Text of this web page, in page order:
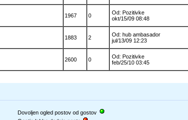
1967 0
Od: Pozitivke
okt/15/09 08:48
1883 2
Od: hub ambasador
jul/13/09 12:23
2600 0
Od: Pozitivke
feb/25/10 03:45
Dovoljen ogled postov od gostov